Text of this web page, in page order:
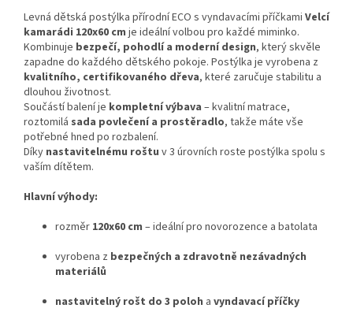
Levná dětská postýlka přírodní ECO s vyndavacími příčkami Velcí
kamarádi 120x60 cm je ideální volbou pro každé miminko.
Kombinuje bezpečí, pohodlí a moderní design, který skvěle
zapadne do každého dětského pokoje. Postýlka je vyrobena z
kvalitního, certifikovaného dřeva, které zaručuje stabilitu a
dlouhou životnost.
Součástí balení je kompletní výbava – kvalitní matrace,
roztomilá sada povlečení a prostěradlo, takže máte vše
potřebné hned po rozbalení.
Díky nastavitelnému roštu v 3 úrovních roste postýlka spolu s
vaším dítětem.
Hlavní výhody:
rozměr 120x60 cm – ideální pro novorozence a batolata
vyrobena z bezpečných a zdravotně nezávadných
materiálů
nastavitelný rošt do 3 poloh a vyndavací příčky